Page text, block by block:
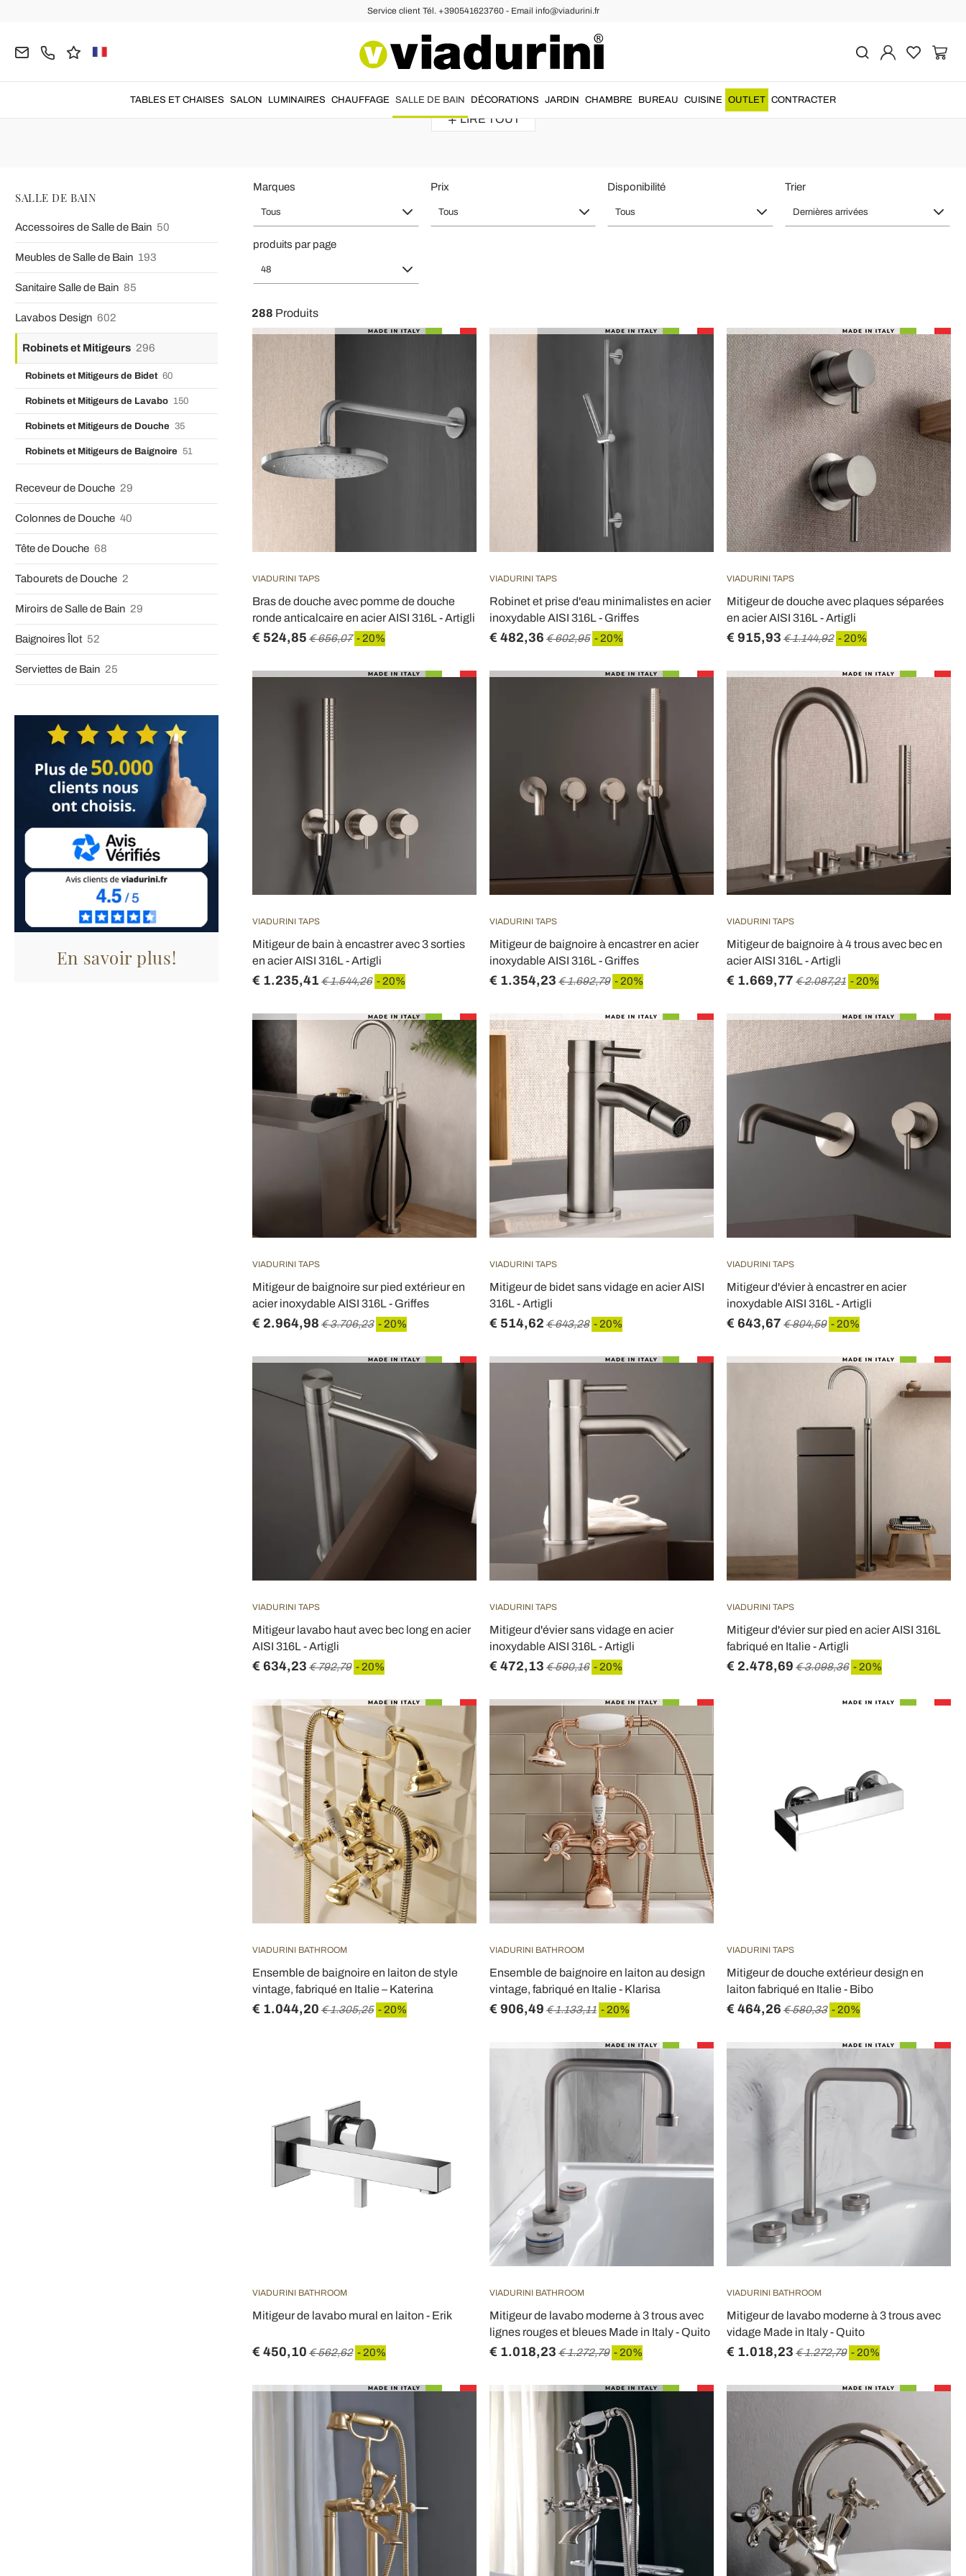
Service client Tél. +390541623760 - Email info@viadurini.fr
TABLES ET CHAISES SALON LUMINAIRES CHAUFFAGE SALLE DE BAIN DÉCORATIONS JARDIN CHAMBRE BUREAU CUISINE OUTLET CONTRACTER
Robinets Salle de Bain - Design de Luxe Italien et Fonctionnalité
fonctionnels et design style moderne et vintagepour une salle de bain toujours tendance....
LIRE TOUT
SALLE DE BAIN
Accessoires de Salle de Bain 50
Meubles de Salle de Bain 193
Sanitaire Salle de Bain 85
Lavabos Design 602
Robinets et Mitigeurs 296
Robinets et Mitigeurs de Bidet 60
Robinets et Mitigeurs de Lavabo 150
Robinets et Mitigeurs de Douche 35
Robinets et Mitigeurs de Baignoire 51
Receveur de Douche 29
Colonnes de Douche 40
Tête de Douche 68
Tabourets de Douche 2
Miroirs de Salle de Bain 29
Baignoires Îlot 52
Serviettes de Bain 25
En savoir plus!
Marques
Tous
Prix
Tous
Disponibilité
Tous
Trier
Dernières arrivées
produits par page
48
288 Produits
VIADURINI TAPS
Bras de douche avec pomme de douche
ronde anticalcaire en acier AISI 316L - Artigli
€ 524,85 € 656,07 - 20%
VIADURINI TAPS
Robinet et prise d'eau minimalistes en acier
inoxydable AISI 316L - Griffes
€ 482,36 € 602,95 - 20%
VIADURINI TAPS
Mitigeur de douche avec plaques séparées
en acier AISI 316L - Artigli
€ 915,93 € 1.144,92 - 20%
VIADURINI TAPS
Mitigeur de bain à encastrer avec 3 sorties
en acier AISI 316L - Artigli
€ 1.235,41 € 1.544,26 - 20%
VIADURINI TAPS
Mitigeur de baignoire à encastrer en acier
inoxydable AISI 316L - Griffes
€ 1.354,23 € 1.692,79 - 20%
VIADURINI TAPS
Mitigeur de baignoire à 4 trous avec bec en
acier AISI 316L - Artigli
€ 1.669,77 € 2.087,21 - 20%
VIADURINI TAPS
Mitigeur de baignoire sur pied extérieur en
acier inoxydable AISI 316L - Griffes
€ 2.964,98 € 3.706,23 - 20%
VIADURINI TAPS
Mitigeur de bidet sans vidage en acier AISI
316L - Artigli
€ 514,62 € 643,28 - 20%
VIADURINI TAPS
Mitigeur d'évier à encastrer en acier
inoxydable AISI 316L - Artigli
€ 643,67 € 804,59 - 20%
VIADURINI TAPS
Mitigeur lavabo haut avec bec long en acier
AISI 316L - Artigli
€ 634,23 € 792,79 - 20%
VIADURINI TAPS
Mitigeur d'évier sans vidage en acier
inoxydable AISI 316L - Artigli
€ 472,13 € 590,16 - 20%
VIADURINI TAPS
Mitigeur d'évier sur pied en acier AISI 316L
fabriqué en Italie - Artigli
€ 2.478,69 € 3.098,36 - 20%
VIADURINI BATHROOM
Ensemble de baignoire en laiton de style
vintage, fabriqué en Italie – Katerina
€ 1.044,20 € 1.305,25 - 20%
VIADURINI BATHROOM
Ensemble de baignoire en laiton au design
vintage, fabriqué en Italie - Klarisa
€ 906,49 € 1.133,11 - 20%
VIADURINI TAPS
Mitigeur de douche extérieur design en
laiton fabriqué en Italie - Bibo
€ 464,26 € 580,33 - 20%
VIADURINI BATHROOM
Mitigeur de lavabo mural en laiton - Erik
€ 450,10 € 562,62 - 20%
VIADURINI BATHROOM
Mitigeur de lavabo moderne à 3 trous avec
lignes rouges et bleues Made in Italy - Quito
€ 1.018,23 € 1.272,79 - 20%
VIADURINI BATHROOM
Mitigeur de lavabo moderne à 3 trous avec
vidage Made in Italy - Quito
€ 1.018,23 € 1.272,79 - 20%